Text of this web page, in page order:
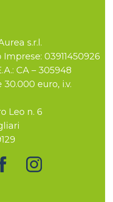
s.r.l.
03911450926
CA – 305948
euro, i.v.
Leo n. 6